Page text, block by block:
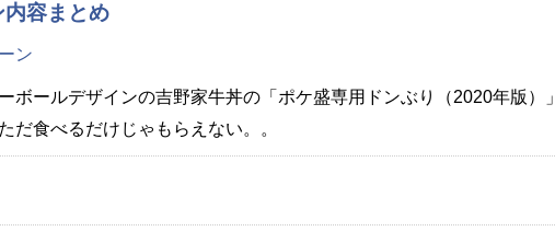
内容まとめ
ン
ボールデザインの吉野家牛丼の「ポケ盛専用ドンぶり（2020年版）」
だ食べるだけじゃもらえない。。